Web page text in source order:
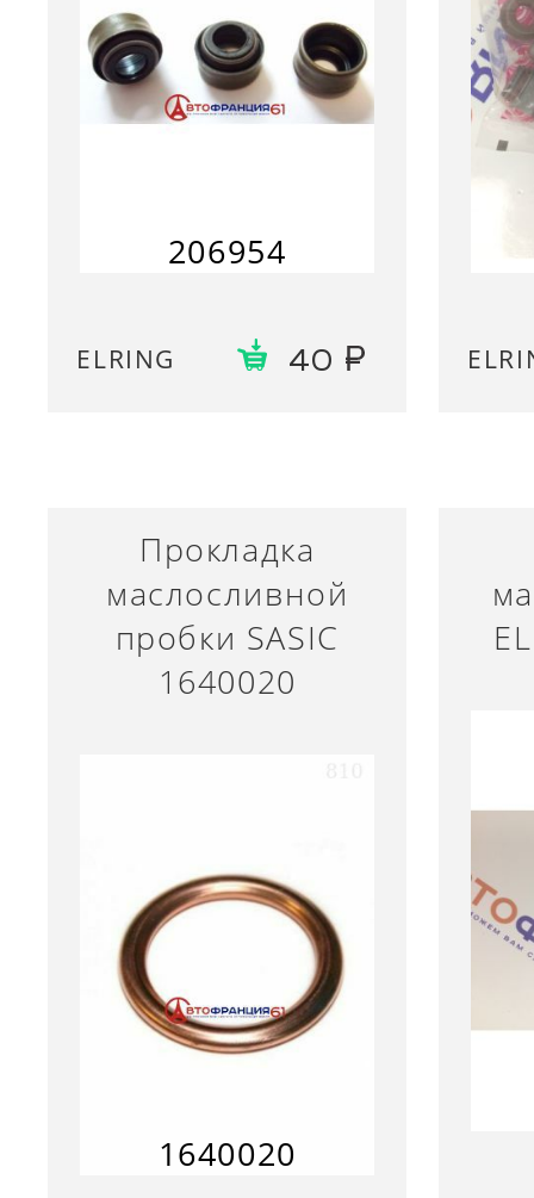
206954
ELRING 40
Прокладка
маслосливной
пробки SASIC
1640020
1640020